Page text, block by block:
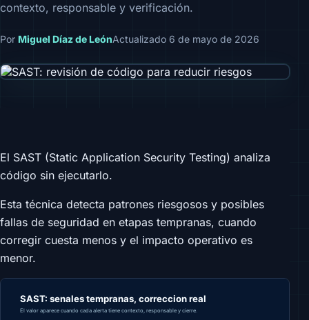
contexto, responsable y verificación.
Por Miguel Díaz de LeónActualizado 6 de mayo de 2026
El SAST (Static Application Security Testing) analiza
código sin ejecutarlo.
Esta técnica detecta patrones riesgosos y posibles
fallas de seguridad en etapas tempranas, cuando
corregir cuesta menos y el impacto operativo es
menor.